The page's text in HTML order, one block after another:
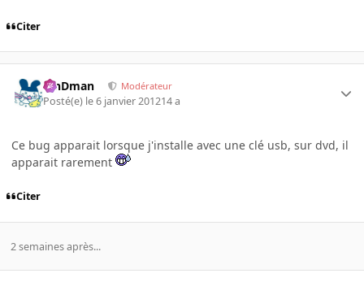
Citer
RinDman Modérateur
Posté(e) le 6 janvier 201214 a
Ce bug apparait lorsque j'installe avec une clé usb, sur dvd, il
apparait rarement
Citer
2 semaines après...